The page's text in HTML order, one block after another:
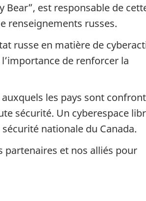
Bear”, est responsable de
renseignements russes.
russe en matière de
de renforcer la
les pays sont
sécurité. Un cyberespace
nationale du Canada.
partenaires et nos alliés pour